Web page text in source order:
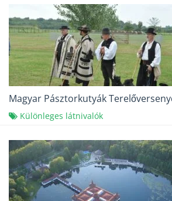
Magyar Pásztorkutyák
Különleges látnivalók